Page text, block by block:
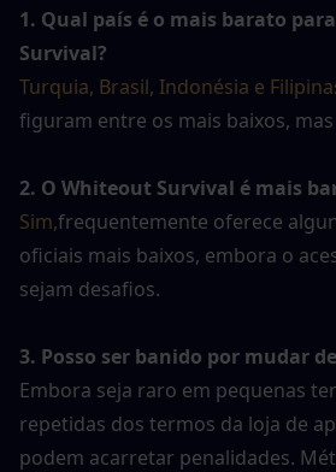
1. Qual país é o mais barato
Survival?
Turquia, Brasil, Indonésia e
figuram entre os mais baixos,
2. O Whiteout Survival é mais
Sim,frequentemente oferece
oficiais mais baixos, embora o
sejam desafios.
3. Posso ser banido por mudar
Embora seja raro em pequenas
repetidas dos termos da loja de
podem acarretar penalidades.